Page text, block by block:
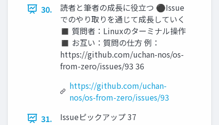
30.
読者と筆者の成長に役立つ ⚫Issue
でのやり取りを通じて成長していく
◼ 質問者：Linuxのターミナル操作
◼ お互い：質問の仕方 例：
https://github.com/uchan-nos/os-
from-zero/issues/93 36
https://github.com/uchan-
nos/os-from-zero/issues/93
31.
Issueピックアップ 37